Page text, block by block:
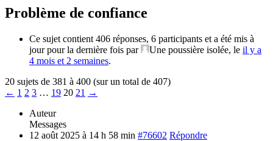
Problème de confiance
Ce sujet contient 406 réponses, 6 participants et a été mis à
jour pour la dernière fois par
Une poussière isolée, le il y a
4 mois et 2 semaines.
20 sujets de 381 à 400 (sur un total de 407)
← 1 2 3 … 19 20 21 →
Auteur
Messages
12 août 2025 à 14 h 58 min #76602 Répondre